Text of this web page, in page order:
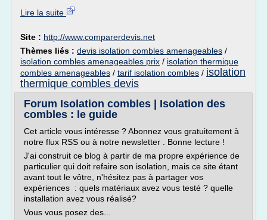
Lire la suite
Site : http://www.comparerdevis.net
Thèmes liés : devis isolation combles amenageables /
isolation combles amenageables prix / isolation thermique
combles amenageables / tarif isolation combles / isolation
thermique combles devis
Forum Isolation combles | Isolation des
combles : le guide
Cet article vous intéresse ? Abonnez vous gratuitement à
notre flux RSS ou à notre newsletter . Bonne lecture !
J'ai construit ce blog à partir de ma propre expérience de
particulier qui doit refaire son isolation, mais ce site étant
avant tout le vôtre, n'hésitez pas à partager vos
expériences : quels matériaux avez vous testé ? quelle
installation avez vous réalisé?
Vous vous posez des...